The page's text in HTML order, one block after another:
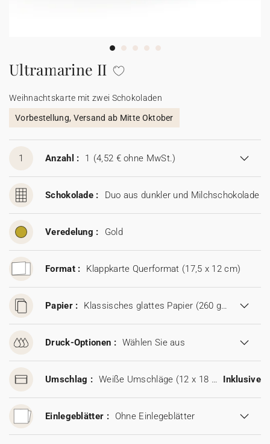
Aufkleber
Ultramarine II
Weihnachtskarte mit zwei Schokoladen
Vorbestellung, Versand ab Mitte Oktober
1 Anzahl : 1 (4,52 € ohne MwSt.)
Schokolade : Duo aus dunkler und Milchschokolade
Veredelung : Gold
Format : Klappkarte Querformat (17,5 x 12 cm)
Papier : Klassisches glattes Papier (260 g/m²)
Druck-Optionen : Wählen Sie aus
Umschlag : Weiße Umschläge (12 x 18 cm) Inklusive
Einlegeblätter : Ohne Einlegeblätter